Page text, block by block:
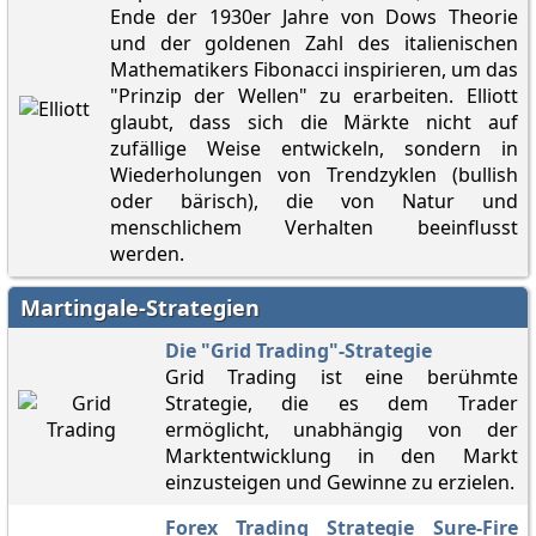
Ende der 1930er Jahre von Dows Theorie
und der goldenen Zahl des italienischen
Mathematikers Fibonacci inspirieren, um das
"Prinzip der Wellen" zu erarbeiten. Elliott
glaubt, dass sich die Märkte nicht auf
zufällige Weise entwickeln, sondern in
Wiederholungen von Trendzyklen (bullish
oder bärisch), die von Natur und
menschlichem Verhalten beeinflusst
werden.
Martingale-Strategien
Die "Grid Trading"-Strategie
Grid Trading ist eine berühmte
Strategie, die es dem Trader
ermöglicht, unabhängig von der
Marktentwicklung in den Markt
einzusteigen und Gewinne zu erzielen.
Forex Trading Strategie Sure-Fire